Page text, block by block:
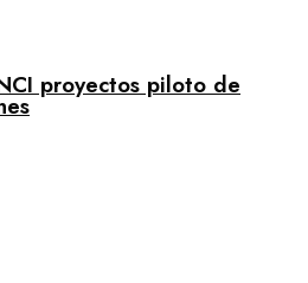
proyectos piloto de